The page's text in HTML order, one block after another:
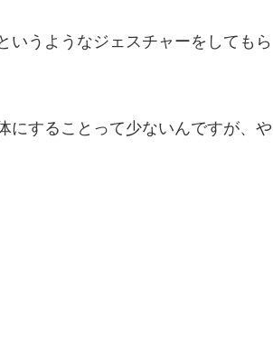
いうようなジェスチャーをしてもら
にすることって少ないんですが、や